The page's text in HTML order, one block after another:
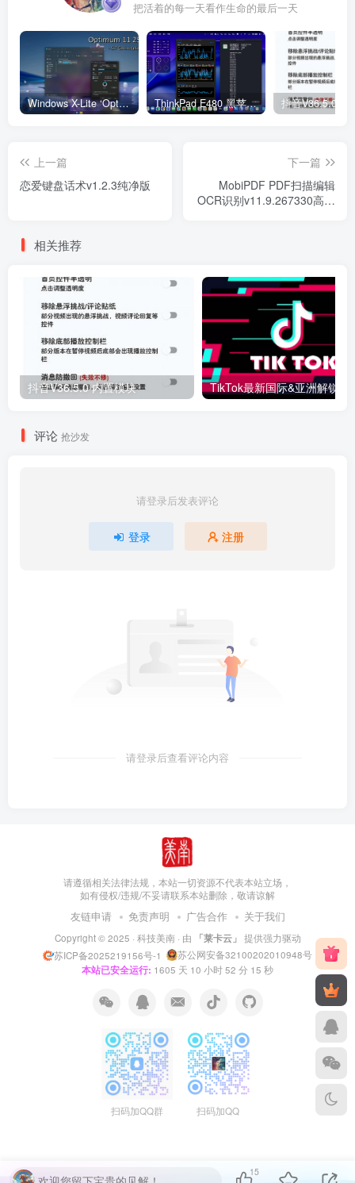
把活着的每一天看作生命的最后一天
Windows X-Lite ‘Optimum 11’ 25H2 Pro v2 ThinkPad E480 黑苹果完美Tahoe的EFI分享（2026.03.01更新） 抖音V36.5.0 内
上一篇
恋爱键盘话术v1.2.3纯净版
下一篇
MobiPDF PDF扫描编辑
OCR识别v11.9.267330高级
相关推荐
抖音V36.5.0 内置模块
评论 抢沙发
请登录后发表评论
登录 注册
请登录后查看评论内容
请遵循相关法律法规，本站一切资源不代表本站立场，
如有侵权/违规/不妥请联系本站删除，敬请谅解
友链申请 免责声明 广告合作 关于我们
Copyright © 2025 · 科技美南 · 由 「莱卡云」 提供强力驱动
苏ICP备2025219156号-1
苏公网安备32100202010948号
本站已安全运行: 1605 天 10 小时52 分 16 秒
扫码加QQ群 扫码加QQ
15